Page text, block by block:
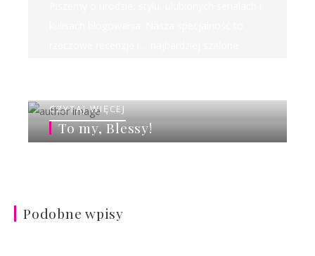
To my, Blessy!
CZYTAJ WIĘCEJ
Podobne wpisy